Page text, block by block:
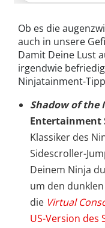
Ob es die
auch in unsere
Damit Deine Lust
irgendwie
Ninjatainment-
Shadow of the
Entertainment
Klassiker des
Sidescroller-
Deinem Ninja
um den
die Virtual
US-Version des